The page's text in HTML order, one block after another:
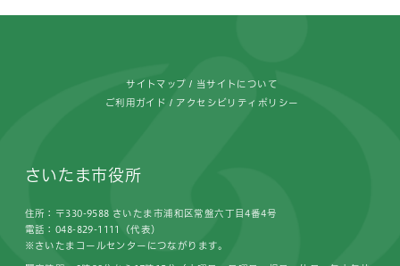
サイトマップ 当サイトについて
ご利用ガイド アクセシビリティポリシー
さいたま市役所
住所：〒330-9588 さいたま市浦和区常盤六丁目4番4号
電話：048-829-1111（代表）
※さいたまコールセンターにつながります。